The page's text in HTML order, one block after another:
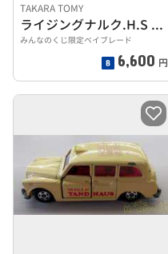
TAKARA TOMY
ライジングナルク.H.S ダークブルーVer.
みんなのくじ限定ベイブレード
6,600 円